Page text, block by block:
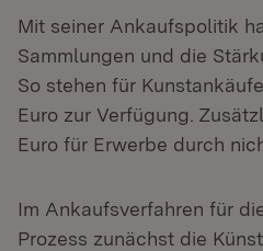
Mit seiner Ankaufspolitik
Sammlungen und die
So stehen für
Euro zur Verfügung.
Euro für Erwerbe durch
Im Ankaufsverfahren für
Prozess zunächst die